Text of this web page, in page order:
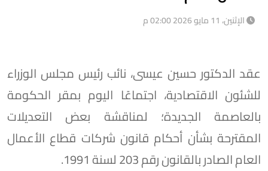
الإثنين، 11 مايو 2026 02:00 م
عقد الدكتور حسين عيسى، نائب رئيس مجلس الوزراء
للشئون الاقتصادية، اجتماعًا اليوم بمقر الحكومة
بالعاصمة الجديدة؛ لمناقشة بعض التعديلات
المقترحة بشأن أحكام قانون شركات قطاع الأعمال
العام الصادر بالقانون رقم 203 لسنة 1991.